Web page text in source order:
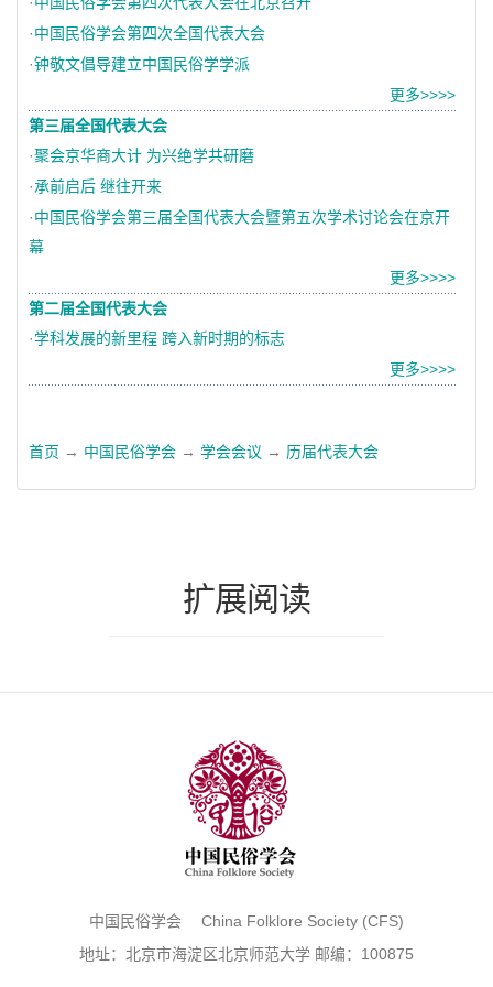
·中国民俗学会第四次全国代表大会
·钟敬文倡导建立中国民俗学学派
更多>>>>
第三届全国代表大会
·聚会京华商大计 为兴绝学共研磨
·承前启后 继往开来
·中国民俗学会第三届全国代表大会暨第五次学术讨论会在京开
幕
更多>>>>
第二届全国代表大会
·学科发展的新里程 跨入新时期的标志
更多>>>>
首页 → 中国民俗学会 → 学会会议 → 历届代表大会
扩展阅读
中国民俗学会 China Folklore Society (CFS)
地址：北京市海淀区北京师范大学 邮编：100875